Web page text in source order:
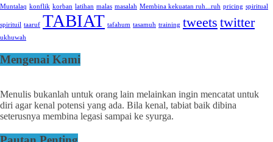
Muntalaq konflik korban latihan malas masalah Membina kekuatan ruh...ruh pricing spiritual
spirituil taaruf TABIAT tafahum tasamuh training tweets twitter
ukhuwah
Mengenai Kami
Menulis bukanlah untuk orang lain melainkan ingin mencatat untuk
diri agar kenal potensi yang ada. Bila kenal, tabiat baik dibina
seterusnya membina legasi sampai ke syurga.